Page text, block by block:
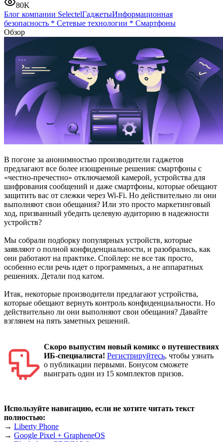
80K
Блог компании SelectelГаджетыИнформационная
безопасность * Сетевые технологии * Смартфоны
Обзор
В погоне за анонимностью производители гаджетов
предлагают все более изощренные решения: смартфоны с
«честно-пречестно» отключаемой камерой, устройства для
шифрования сообщений и даже смартфоны, которые обещают
защитить вас от слежки через Wi-Fi. Но действительно ли они
выполняют свои обещания? Или это просто маркетинговый
ход, призванный убедить целевую аудиторию в надежности
устройств?
Мы собрали подборку популярных устройств, которые
заявляют о полной конфиденциальности, и разобрались, как
они работают на практике. Спойлер: не все так просто,
особенно если речь идет о программных, а не аппаратных
решениях. Детали под катом.
Итак, некоторые производители предлагают устройства,
которые обещают вернуть контроль конфиденциальности. Но
действительно ли они выполняют свои обещания? Давайте
взглянем на пять заметных решений.
Скоро выпустим новый комикс о путешествиях
ИБ-специалиста! Регистрируйтесь, чтобы узнать
о публикации первыми. Бонусом сможете
выиграть один из 15 комплектов призов.
Используйте навигацию, если не хотите читать текст
полностью:
→ Liberty Phone
→ Google Pixel + GrapheneOS